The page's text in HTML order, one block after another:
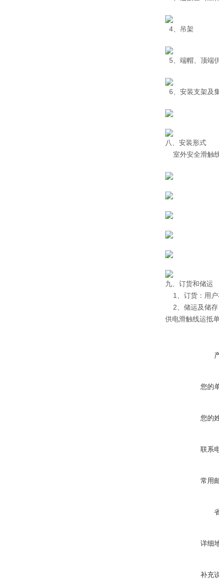
4、吊架
5、端帽、顶端
6、安装支架及
八、安装形式
室外安全滑触
九、订货和储运
1、订货：用户
2、储运及储存
供电滑触线运抵
您的
您的
联系
常用
详细
补充